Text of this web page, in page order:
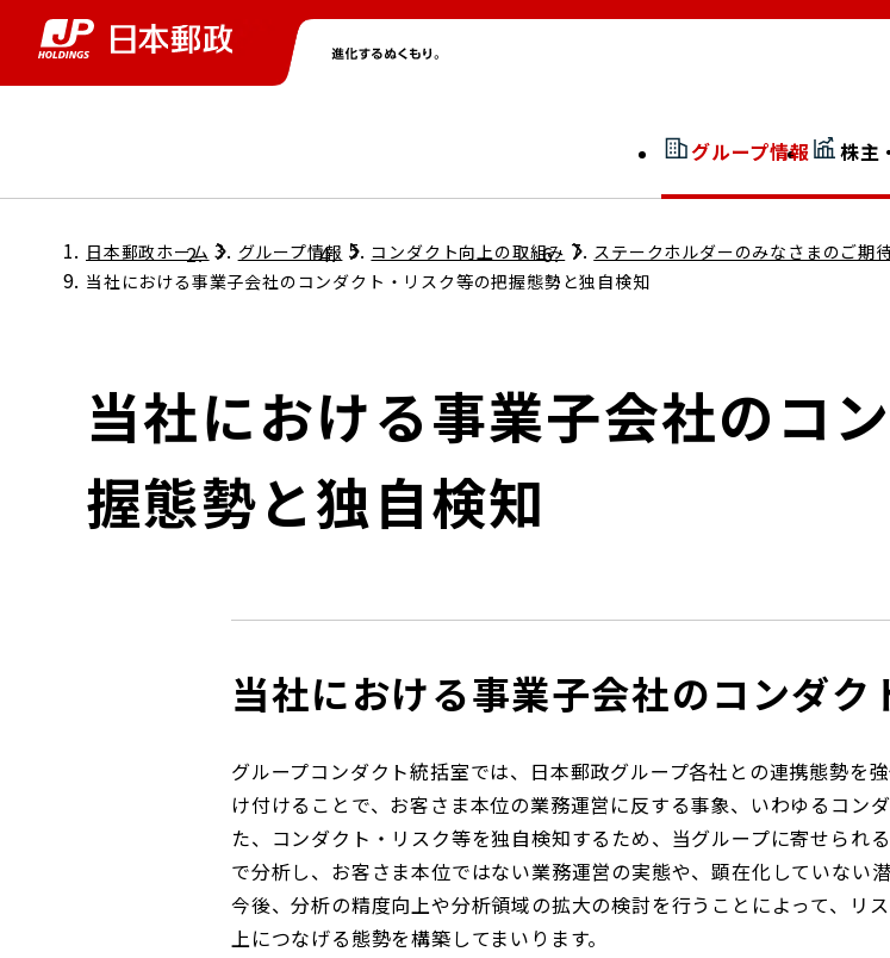
グループ情報
グループ情報トップ
コンプライアンス
ガバナンス
ローカル共創イニシアティブ
社長室通信
株主
株主・投資家情報トップ
個人投資家のみなさまへ
株式情報
IRに関するQ＆A IRに関するお問い合せ
IRサイトマップ
ニューストップ
サステナビリティトップ
担当役員メッセージ
サステナビリティマネジメント
開示情報検索 外部からの評価
採用情報トップ
日本郵政ホーム グループ情報 コンダクト向上の取組み
ステークホルダーのみなさまのご期
当社における事業子会社のコンダクト・リスク等の把握態勢と独自検知
当社における事業子会社のコ
握態勢と独自検知
当社における事業子会社のコンダ
グループコンダクト統括室では、日本郵政グループ各社との連携態勢を
け付けることで、お客さま本位の業務運営に反する事象、いわゆるコン
た、コンダクト・リスク等を独自検知するため、当グループに寄せられ
で分析し、お客さま本位ではない業務運営の実態や、顕在化していない
今後、分析の精度向上や分析領域の拡大の検討を行うことによって、リ
上につなげる態勢を構築してまいります。